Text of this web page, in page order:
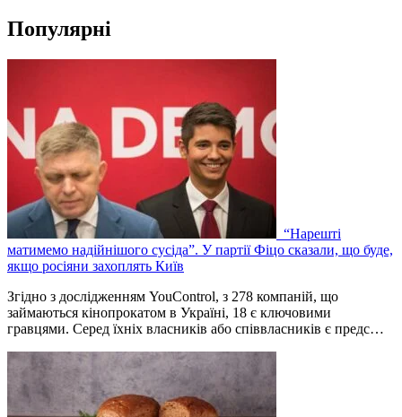
Популярні
“Нарешті
матимемо надійнішого сусіда”. У партії Фіцо сказали, що буде,
якщо росіяни захоплять Київ
Згідно з дослідженням YouControl, з 278 компаній, що
займаються кінопрокатом в Україні, 18 є ключовими
гравцями. Серед їхніх власників або співвласників є предс…